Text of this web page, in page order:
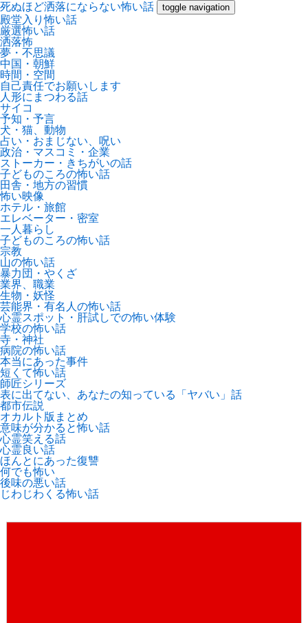
死ぬほど洒落にならない怖い話 toggle navigation
殿堂入り怖い話
厳選怖い話
洒落怖
夢・不思議
中国・朝鮮
時間・空間
自己責任でお願いします
人形にまつわる話
サイコ
予知・予言
犬・猫、動物
占い・おまじない、呪い
政治・マスコミ・企業
ストーカー・きちがいの話
子どものころの怖い話
田舎・地方の習慣
怖い映像
ホテル・旅館
エレベーター・密室
一人暮らし
子どものころの怖い話
宗教
山の怖い話
暴力団・やくざ
業界、職業
生物・妖怪
芸能界・有名人の怖い話
心霊スポット・肝試しでの怖い体験
学校の怖い話
寺・神社
病院の怖い話
本当にあった事件
短くて怖い話
師匠シリーズ
表に出てない、あなたの知っている「ヤバい」話
都市伝説
オカルト版まとめ
意味が分かると怖い話
心霊笑える話
心霊良い話
ほんとにあった復讐
何でも怖い
後味の悪い話
じわじわくる怖い話